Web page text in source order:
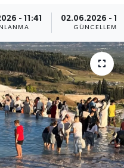
- 11:41 02.06.2026 -
GÜNCELLEME